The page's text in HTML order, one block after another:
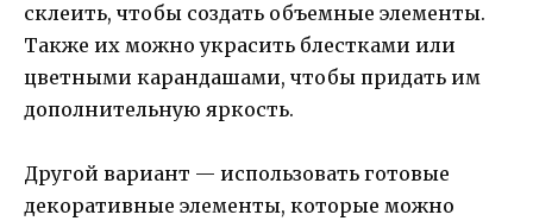
склеить, чтобы создать объемные элементы.
Также их можно украсить блестками или
цветными карандашами, чтобы придать им
дополнительную яркость.
Другой вариант — использовать готовые
декоративные элементы, которые можно